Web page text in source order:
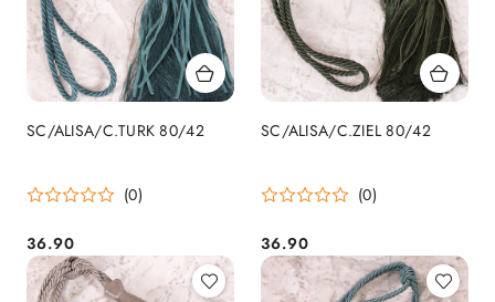
SC/ALISA/C.TURK 80/42
(0)
Cena:
36.90
SC/ALISA/C.ZIEL 80/42
(0)
Cena:
36.90